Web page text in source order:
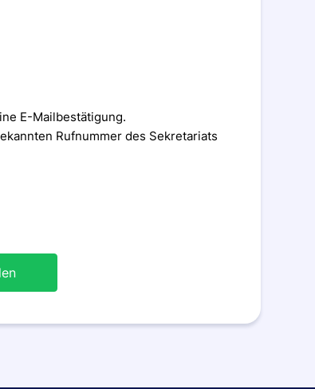
E-Mailbestätigung.
Rufnummer des Sekretariats